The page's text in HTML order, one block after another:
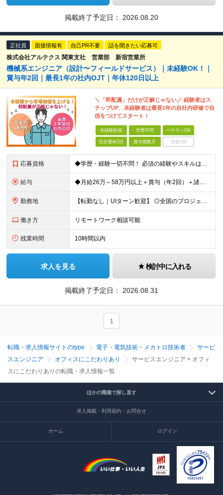
掲載終了予定日： 2026.08.20
正社員 面接情報有 自己PR不要 話を聞きたい応募可
株式会社アルテクス 関東支社 営業部 新宿営業所
機械系エンジニア（設計〜フィールドサービス）｜未経験OK！｜
賞与年2回｜最長1年の社内OJT｜年休120日以上
＼「即配属」だけが正解じゃない／ 経験者はス
テップUP、未経験者は最長1年の自社内研修で自
信をつけてスタート！
未経験歓迎 学歴不問 ベテランOK
完全週休2日 賞与複数月 面接1回
応募資格 ◆学歴・経験一切不問！ 必須の経験やスキルは特にありません！ 完全未経験者から経験者まで、幅広く募集！ インフラエンジニアや未経験ITエンジニアを目指していたが、実際に機械を触る方が好きだと気づいた方
給与 ◆月給26万～58万円以上＋賞与（年2回）＋諸手当 ◆年収350～450万円 ※経験や能力を考慮して優遇します ※残業代は別途全額支給します ※試用期間3ヶ月（期間中も待遇・条件に差異はございませ
勤務地 【転勤なし｜UIターン歓迎】 ◎全国のプロジェクト先へ配属 ※配属先は希望を考慮します ※お任せする業務の状況により転居を伴う就業の可能性はありますが、その際は希望を考慮します ※配属先や業務内容
働き方 リモートワーク相談可能
残業時間 10時間以内
求人を見る 検討中に入れる
掲載終了予定日： 2026.08.31
1
転職・求人情報サイトのtype 電子・電気技術・メカトロ技術者
サービ
スエンジニア
オフィスにこだわりあり
サービスエンジニア × オフィ
スにこだわりありの転職・求人情報一覧
ほかの職種で探し直す
求人掲載・利用規約・お問合せ
ホーム ログイン